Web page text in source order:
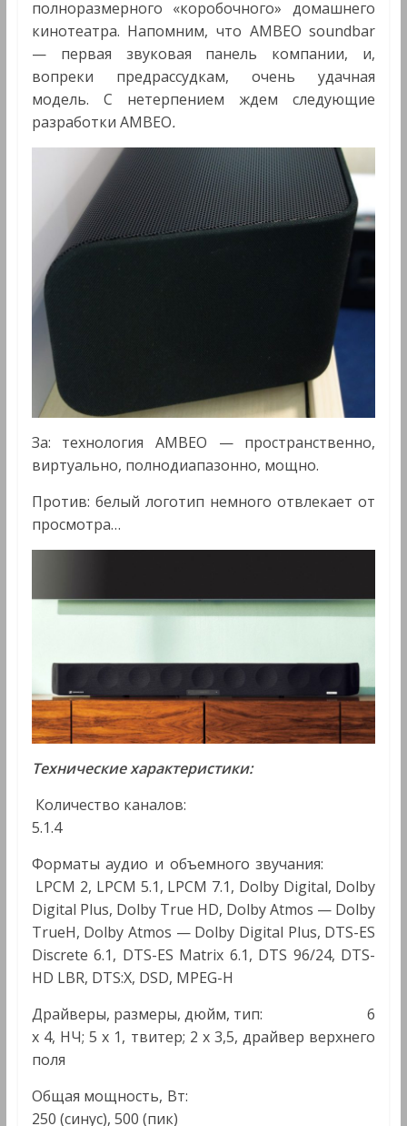
полноразмерного «коробочного» домашнего
кинотеатра. Напомним, что AMBEO soundbar
— первая звуковая панель компании, и,
вопреки предрассудкам, очень удачная
модель. С нетерпением ждем следующие
разработки AMBEO.
За: технология AMBEO — пространственно,
виртуально, полнодиапазонно, мощно.
Против: белый логотип немного отвлекает от
просмотра…
Технические характеристики:
Количество каналов:
5.1.4
Форматы аудио и объемного звучания:
LPCM 2, LPCM 5.1, LPCM 7.1, Dolby Digital, Dolby
Digital Plus, Dolby True HD, Dolby Atmos — Dolby
TrueH, Dolby Atmos — Dolby Digital Plus, DTS-ES
Discrete 6.1, DTS-ES Matrix 6.1, DTS 96/24, DTS-
HD LBR, DTS:X, DSD, MPEG-H
Драйверы, размеры, дюйм, тип: 6
x 4, НЧ; 5 x 1, твитер; 2 x 3,5, драйвер верхнего
поля
Общая мощность, Вт:
250 (синус), 500 (пик)